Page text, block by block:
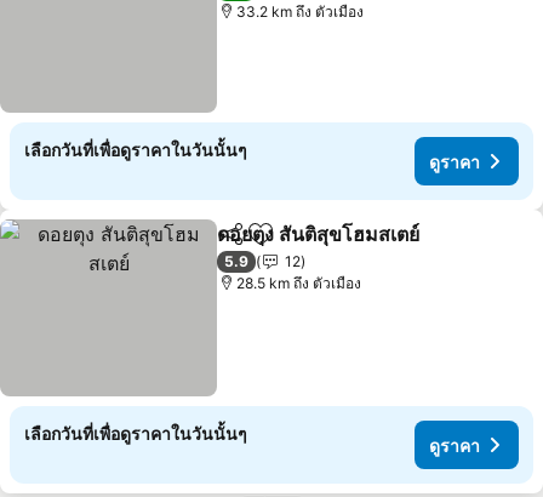
33.2 km ถึง ตัวเมือง
เลือกวันที่เพื่อดูราคาในวันนั้นๆ
ดูราคา
แชร์ เพิ่มในรายการโปรด
ดอยตุง สันติสุขโฮมสเตย์
5.9
12
28.5 km ถึง ตัวเมือง
เลือกวันที่เพื่อดูราคาในวันนั้นๆ
ดูราคา